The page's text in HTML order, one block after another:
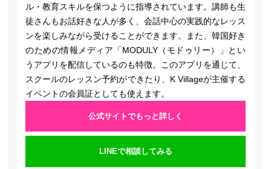
ル・教育スキルを保つように指導されています。講師も生
徒さんもお話好きな人が多く、会話中心の実践的なレッス
ンを楽しみながら受けることができます。また、韓国好き
のための情報メディア「MODULY（モドゥリー）」とい
うアプリを配信しているのも特徴。このアプリを通じて、
スクールのレッスン予約ができたり、K Villageが主催する
イベントの会員証としても使えます。
公式サイトでもっと詳しく
LINEで相談してみる